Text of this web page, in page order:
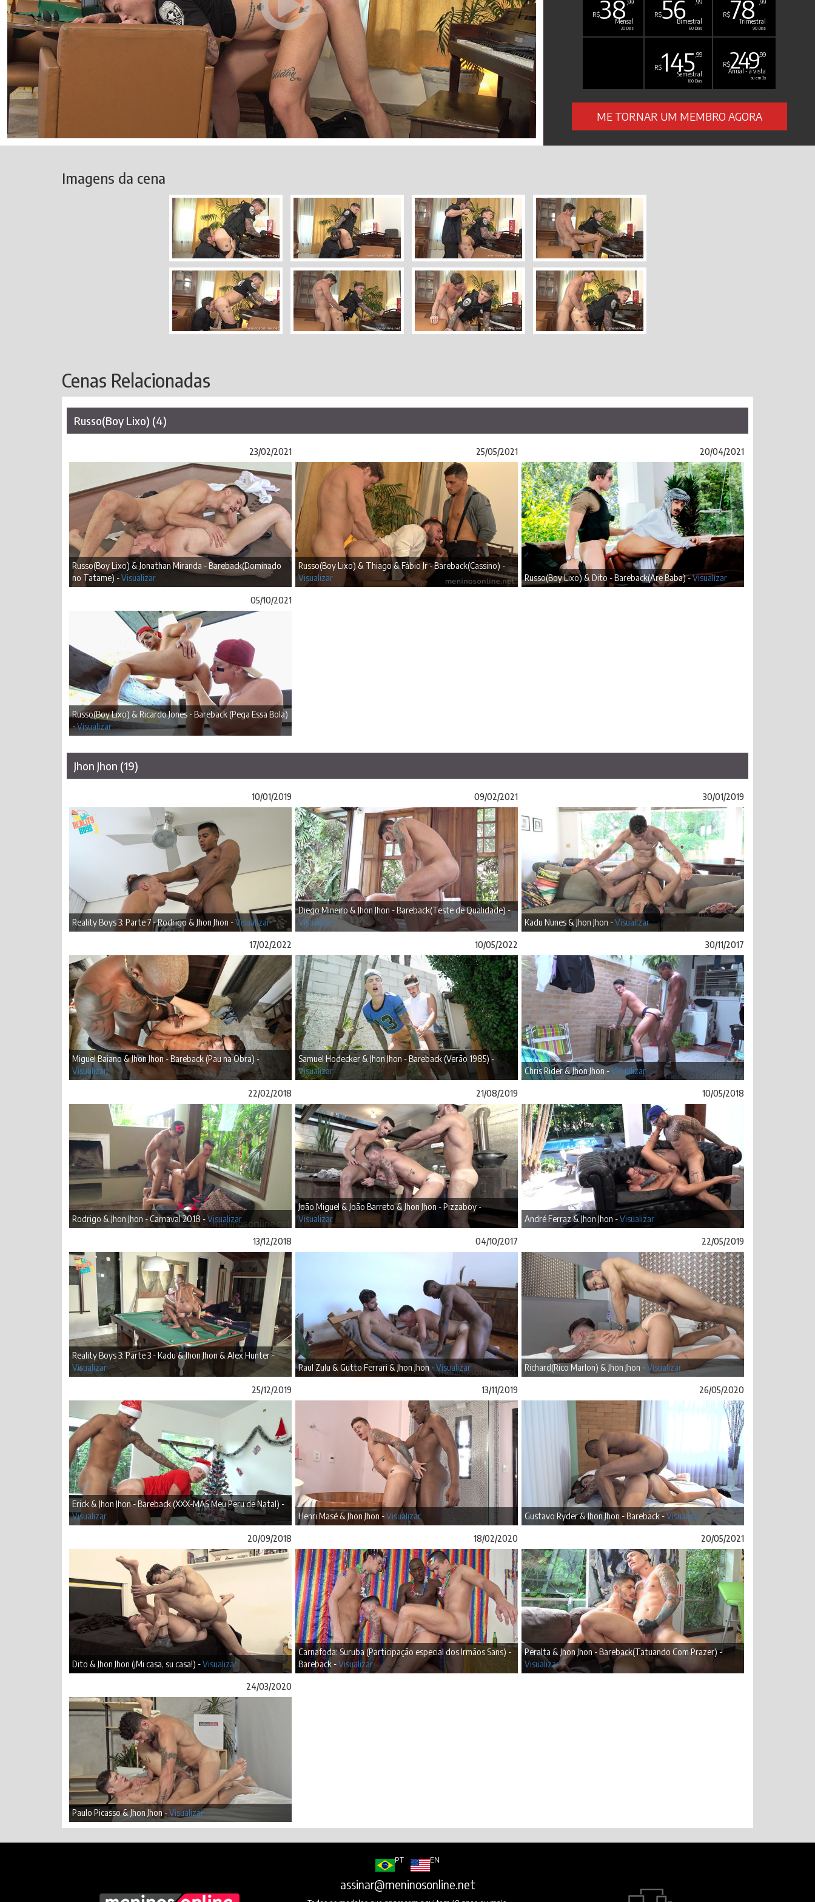
R$38 ,99
Mensal
30 Dias
R$56 ,99
Bimestral
60 Dias
R$78 ,99
Trimestral
90 Dias
R$145,99
Semestral
180 Dias
R$249,99
Anual - à vista
ou em 3x
ME TORNAR UM MEMBRO AGORA
Imagens da cena
Cenas Relacionadas
Russo(Boy Lixo) (4)
23/02/2021
Russo(Boy Lixo) & Jonathan Miranda - Bareback(Dominado
no Tatame) -Visualizar
25/05/2021
Russo(Boy Lixo) & Thiago & Fábio Jr - Bareback(Cassino) -
Visualizar
20/04/2021
Russo(Boy Lixo) & Dito - Bareback(Are Baba) -Visualizar
05/10/2021
Russo(Boy Lixo) & Ricardo Jones - Bareback (Pega Essa Bola)
-Visualizar
Jhon Jhon (19)
10/01/2019
Reality Boys 3: Parte 7 - Rodrigo & Jhon Jhon -Visualizar
09/02/2021
Diego Mineiro & Jhon Jhon - Bareback(Teste de Qualidade) -
Visualizar
30/01/2019
Kadu Nunes & Jhon Jhon -Visualizar
17/02/2022
Miguel Baiano & Jhon Jhon - Bareback (Pau na Obra) -
Visualizar
10/05/2022
Samuel Hodecker & Jhon Jhon - Bareback (Verão 1985) -
Visualizar
30/11/2017
Chris Rider & Jhon Jhon -Visualizar
22/02/2018
Rodrigo & Jhon Jhon - Carnaval 2018 -Visualizar
21/08/2019
João Miguel & João Barreto & Jhon Jhon - Pizzaboy -
Visualizar
10/05/2018
André Ferraz & Jhon Jhon -Visualizar
13/12/2018
Reality Boys 3: Parte 3 - Kadu & Jhon Jhon & Alex Hunter -
Visualizar
04/10/2017
Raul Zulu & Gutto Ferrari & Jhon Jhon -Visualizar
22/05/2019
Richard(Rico Marlon) & Jhon Jhon -Visualizar
25/12/2019
Erick & Jhon Jhon - Bareback (XXX-MAS Meu Peru de Natal) -
Visualizar
13/11/2019
Henri Masé & Jhon Jhon -Visualizar
26/05/2020
Gustavo Ryder & Jhon Jhon - Bareback -Visualizar
20/09/2018
Dito & Jhon Jhon (¡Mi casa, su casa!) -Visualizar
18/02/2020
Carnafoda: Suruba (Participação especial dos Irmãos Sans) -
Bareback -Visualizar
20/05/2021
Peralta & Jhon Jhon - Bareback(Tatuando Com Prazer) -
Visualizar
24/03/2020
Paulo Picasso & Jhon Jhon -Visualizar
PT EN
assinar@meninosonline.net